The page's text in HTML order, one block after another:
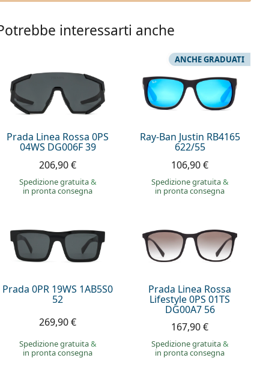
interessarti anche
Prada Linea Rossa 0PS
04WS DG006F 39
206,90 €
Spedizione gratuita&
in pronta consegna
Ray-Ban Justin RB4165
622/55
ANCHE GRADUATI
106,90 €
Spedizione gratuita&
in pronta consegna
Prada 0PR 19WS 1AB5S0
52
269,90 €
Spedizione gratuita&
in pronta consegna
Prada Linea Rossa
Lifestyle 0PS 01TS
DG00A7 56
167,90 €
Spedizione gratuita&
in pronta consegna